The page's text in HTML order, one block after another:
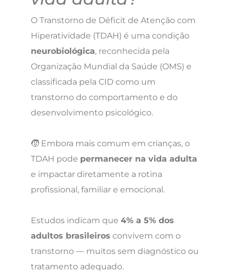
O Transtorno de Déficit de Atenção com
Hiperatividade (TDAH) é uma condição
neurobiológica, reconhecida pela
Organização Mundial da Saúde (OMS) e
classificada pela CID como um
transtorno do comportamento e do
desenvolvimento psicológico.
🧒 Embora mais comum em crianças, o
TDAH pode permanecer na vida adulta
e impactar diretamente a rotina
profissional, familiar e emocional.
Estudos indicam que 4% a 5% dos
adultos brasileiros convivem com o
transtorno — muitos sem diagnóstico ou
tratamento adequado.